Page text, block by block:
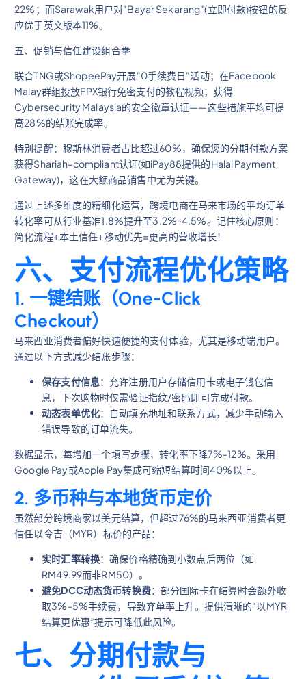
22%；而Sarawak用户对"Bayar Sekarang"(立即付款)按钮的反
应优于英文版本11%。
五、促销与信任建设组合拳
联合TNG或ShopeePay开展"0手续费日"活动；在Facebook
Malay群组投放FPX银行免密支付的教程视频；获得
Cybersecurity Malaysia的安全徽章认证——这些措施平均可提
高28%的结账完成率。
特别提醒：穆斯林消费者占比超过60%，确保您的分期付款方案
获得Shariah-compliant认证(如iPay88提供的Halal Payment
Gateway)，这在大额商品销售中尤为关键。
通过上述多维度的精细化运营，跨境电商在马来市场的平均订单
转化率可从行业基准1.8%提升至3.2%-4.5%。记住核心原则：
简化流程+本土信任+移动优先=更高的营收增长！
六、支付流程优化策略
1. 一键结账（One-Click
Checkout）
马来西亚消费者偏好快速便捷的支付体验，尤其是移动端用户。
通过以下方式减少结账步骤：
保存支付信息：允许注册用户存储信用卡或电子钱包信
息，下次购物时仅需验证指纹/密码即可完成付款。
动态表单优化：自动填充地址和联系方式，减少手动输入
错误导致的订单流失。
数据显示，每增加一个填写步骤，转化率下降7%-12%。采用
Google Pay或Apple Pay集成可缩短结算时间40%以上。
2. 多币种与本地货币定价
虽然部分跨境商家以美元结算，但超过76%的马来西亚消费者更
信任以令吉（MYR）标价的产品：
实时汇率转换：确保价格精确到小数点后两位（如
RM49.99而非RM50）。
避免DCC动态货币转换费：部分国际卡在结算时会额外收
取3%-5%手续费，导致弃单率上升。提供清晰的“以MYR
结算更优惠”提示可降低此风险。
七、分期付款与